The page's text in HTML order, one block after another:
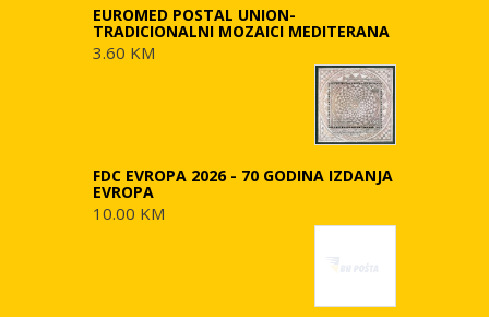
EUROMED POSTAL UNION-
TRADICIONALNI MOZAICI MEDITERANA
3.60 KM
FDC EVROPA 2026 - 70 GODINA IZDANJA
EVROPA
10.00 KM